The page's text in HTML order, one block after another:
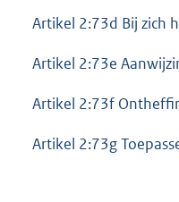
Artikel 2:73d Bij zich
Artikel 2:73e
Artikel 2:73f
Artikel 2:73g